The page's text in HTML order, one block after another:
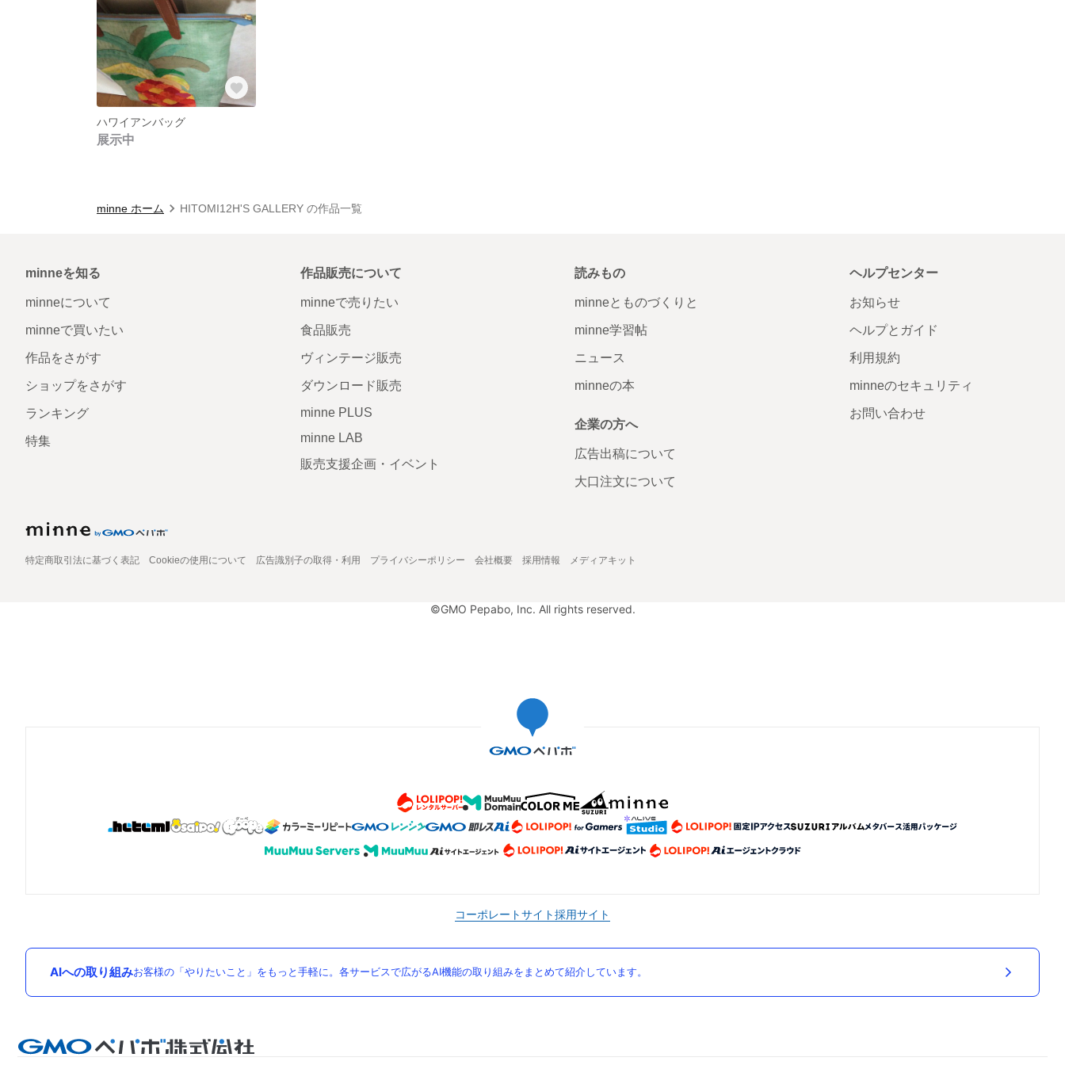
ハワイアンバッグ
展示中
minne ホーム HITOMI12H'S GALLERY の作品一覧
minneを知る
minneについて
minneで買いたい
作品をさがす
ショップをさがす
ランキング
特集
作品販売について
minneで売りたい
食品販売
ヴィンテージ販売
ダウンロード販売
minne PLUS
minne LAB
販売支援企画・イベント
読みもの
minneとものづくりと
minne学習帖
ニュース
minneの本
企業の方へ
広告出稿について
大口注文について
ヘルプセンター
お知らせ
ヘルプとガイド
利用規約
minneのセキュリティ
お問い合わせ
特定商取引法に基づく表記 Cookieの使用について 広告識別子の取得・利用 プライバシーポリシー 会社概要 採用情報 メディアキット
©GMO Pepabo, Inc. All rights reserved.
コーポレートサイト採用サイト
AIへの取り組みお客様の「やりたいこと」をもっと手軽に。各サービスで広がるAI機能の取り組みをまとめて紹介しています。